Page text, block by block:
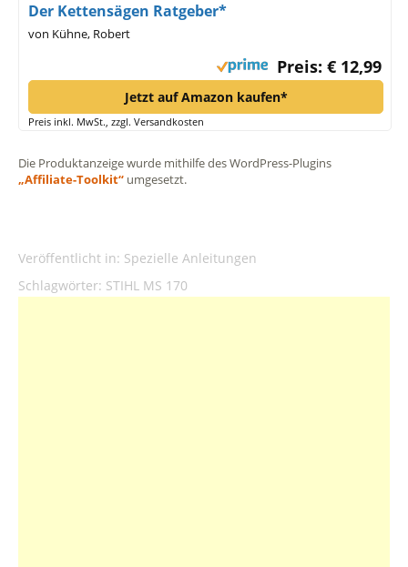
Der Kettensägen Ratgeber*
von Kühne, Robert
Preis: € 12,99
Jetzt auf Amazon kaufen*
Preis inkl. MwSt., zzgl. Versandkosten
Die Produktanzeige wurde mithilfe des WordPress-Plugins
„Affiliate-Toolkit“ umgesetzt.
Veröffentlicht in: Spezielle Anleitungen
Schlagwörter: STIHL MS 170